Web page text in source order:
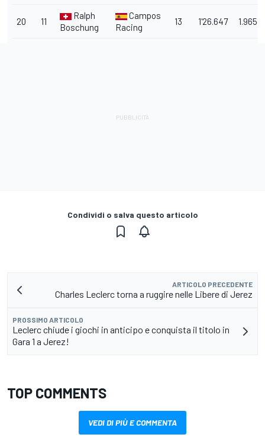
20 11
Ralph
Boschung
Campos
Racing
13 1'26.647 1.965
Condividi o salva questo articolo
ARTICOLO PRECEDENTE
Charles Leclerc torna a ruggire nelle Libere di Jerez
PROSSIMO ARTICOLO
Leclerc chiude i giochi in anticipo e conquista il titolo in
Gara 1 a Jerez!
TOP COMMENTS
VEDI DI PIÙ E COMMENTA